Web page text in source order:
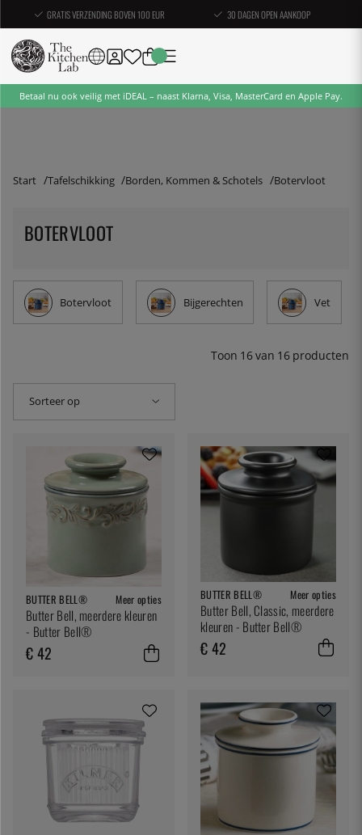
GRATIS VERZENDING BOVEN 100 EUR 30 DAGEN OPEN AANKOOP
Betaal nu ook veilig met iDEAL – naast Klarna, Visa, MasterCard en Apple Pay.
Start Tafelschikking Borden, Kommen & Schotels Botervloot
BOTERVLOOT
Botervloot Bijgerechten Vet
Toon 16van 16 producten
Sorteer op
BUTTER BELL® Meer opties
Butter Bell, meerdere kleuren
- Butter Bell®
€ 42
BUTTER BELL® Meer opties
Butter Bell, Classic, meerdere
kleuren - Butter Bell®
€ 42